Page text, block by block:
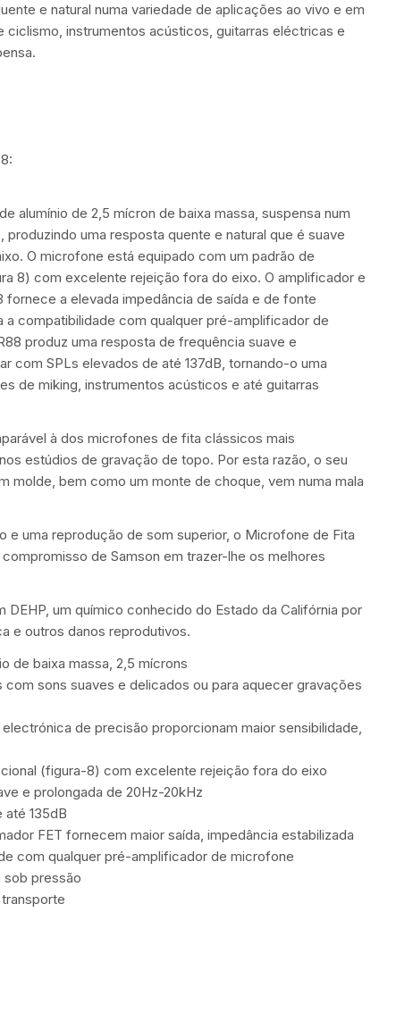
e natural numa variedade de aplicações ao vivo e em
ciclismo, instrumentos acústicos, guitarras eléctricas e
alumínio de 2,5 mícron de baixa massa, suspensa num
uma resposta quente e natural que é suave
O microfone está equipado com um padrão de
8) com excelente rejeição fora do eixo. O amplificador e
fornece a elevada impedância de saída e de fonte
a compatibilidade com qualquer pré-amplificador de
produz uma resposta de frequência suave e
com SPLs elevados de até 137dB, tornando-o uma
de miking, instrumentos acústicos e até guitarras
à dos microfones de fita clássicos mais
estúdios de gravação de topo. Por esta razão, o seu
molde, bem como um monte de choque, vem numa mala
e uma reprodução de som superior, o Microfone de Fita
de Samson em trazer-lhe os melhores
DEHP, um químico conhecido do Estado da Califórnia por
e outros danos reprodutivos.
de baixa massa, 2,5 mícrons
com sons suaves e delicados ou para aquecer gravações
de precisão proporcionam maior sensibilidade,
(figura-8) com excelente rejeição fora do eixo
e prolongada de 20Hz-20kHz
135dB
FET fornecem maior saída, impedância estabilizada
com qualquer pré-amplificador de microfone
sob pressão